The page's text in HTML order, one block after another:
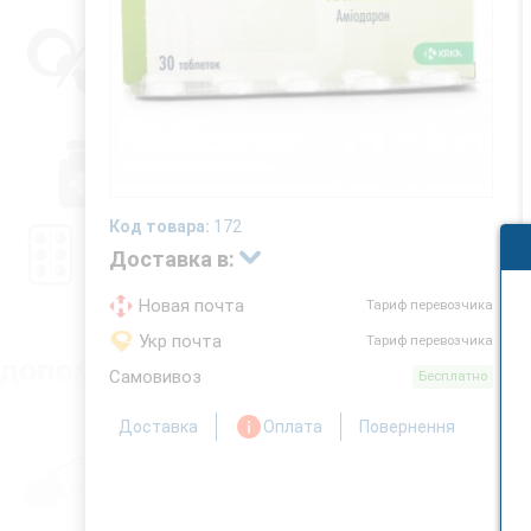
Код товара: 172
Доставка в:
Новая почта Тариф перевозчика
Укр почта Тариф перевозчика
Самовивоз Бесплатно
Доставка Оплата Повернення